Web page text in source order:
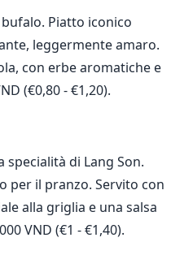
Piatto iconico
leggermente amaro.
con erbe aromatiche e
(€0,80 - €1,20).
di Lang Son.
per il pranzo. Servito con
alla griglia e una salsa
VND (€1 - €1,40).